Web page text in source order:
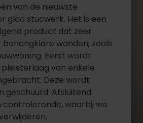
van de nieuwste
glad stucwerk. Het is een
product dat zeer
wanden, zoals
Eerst wordt
van enkele
Deze wordt
geschuurd. Afsluitend
controleronde, waarbij we